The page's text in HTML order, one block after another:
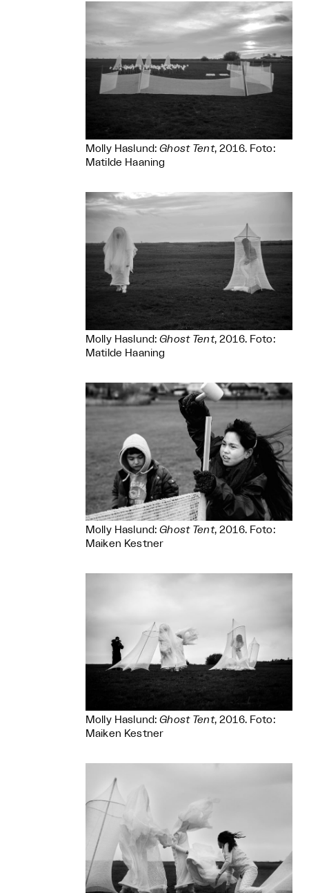
Molly Haslund:Ghost Tent, 2016. Foto:
Matilde Haaning
Molly Haslund:Ghost Tent, 2016. Foto:
Matilde Haaning
Molly Haslund:Ghost Tent, 2016. Foto:
Maiken Kestner
Molly Haslund:Ghost Tent, 2016. Foto:
Maiken Kestner